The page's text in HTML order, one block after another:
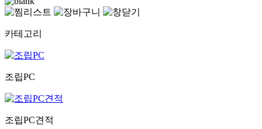
카테고리
조립PC
조립PC견적